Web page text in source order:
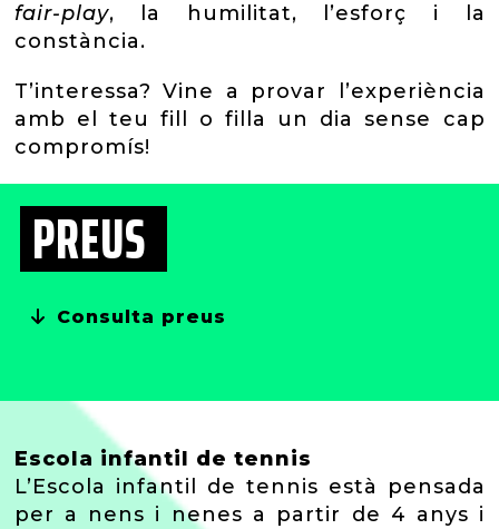
fair-play, la humilitat, l’esforç i la
constància.
T’interessa? Vine a provar l’experiència
amb el teu fill o filla un dia sense cap
compromís!
PREUS
Consulta preus
Escola infantil de tennis
L’Escola infantil de tennis està pensada
per a nens i nenes a partir de 4 anys i